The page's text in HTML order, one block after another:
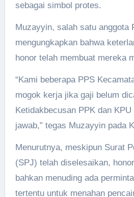
sebagai simbol protes.
Muzayyin, salah satu anggota
mengungkapkan bahwa
honor telah membuat mereka
“Kami beberapa PPS
mogok kerja jika gaji belum
Ketidakbecusan PPK dan
jawab,” tegas Muzayyin pada
Menurutnya, meskipun Surat
(SPJ) telah diselesaikan,
bahkan menuding ada
tertentu untuk menahan